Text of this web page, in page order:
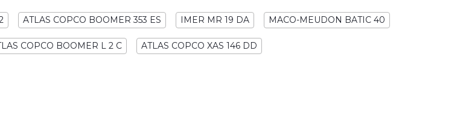
ATLAS COPCO BOOMER 353 ES IMER MR 19 DA MACO-MEUDON BATIC 40
COPCO BOOMER L 2 C ATLAS COPCO XAS 146 DD